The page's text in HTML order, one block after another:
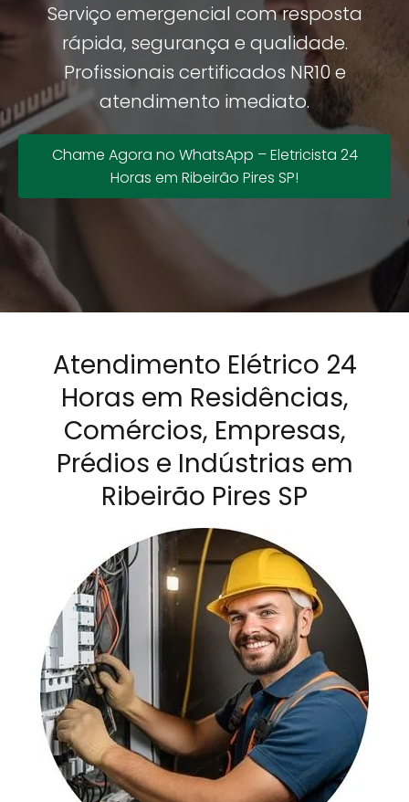
Serviço emergencial com resposta
rápida, segurança e qualidade.
Profissionais certificados NR10 e
atendimento imediato.
Chame Agora no WhatsApp – Eletricista 24
Horas em Ribeirão Pires SP!
Atendimento Elétrico 24
Horas em Residências,
Comércios, Empresas,
Prédios e Indústrias em
Ribeirão Pires SP